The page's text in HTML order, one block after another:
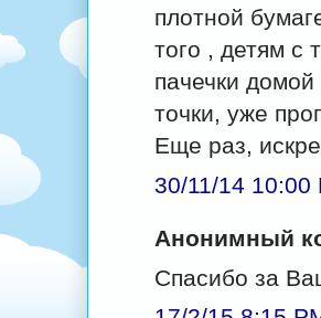
плотной
того , детям с
пачечки
точки, уже
Еще раз,
30/11/14 10:00
Анонимный
Спасибо за